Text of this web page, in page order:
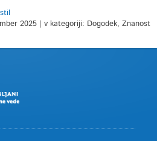
2025 | v kategoriji: Dogodek, Znanost